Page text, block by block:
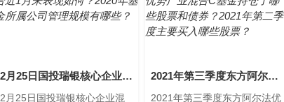
2月25日国投瑞银核心企业混合近1月来表现如何？2020年基金所属公司管理规模有哪些？
2月25日国投瑞银核心企业混
2021年第三季度东方阿尔法优势产业混合C基金持仓了哪些股票和债券？2021年第二季度主要买入哪些股票？
2021年第三季度东方阿尔法优